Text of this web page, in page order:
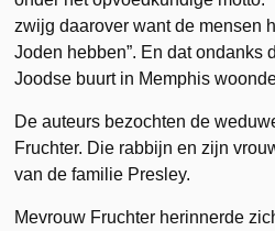
zwijg daarover want de mensen
Joden hebben”. En dat ondanks
Joodse buurt in Memphis
De auteurs bezochten de
Fruchter. Die rabbijn en zijn
van de familie Presley.
Mevrouw Fruchter herinnerde